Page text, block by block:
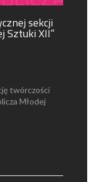
sekcji
Sztuki XII”
twórczości
Młodej